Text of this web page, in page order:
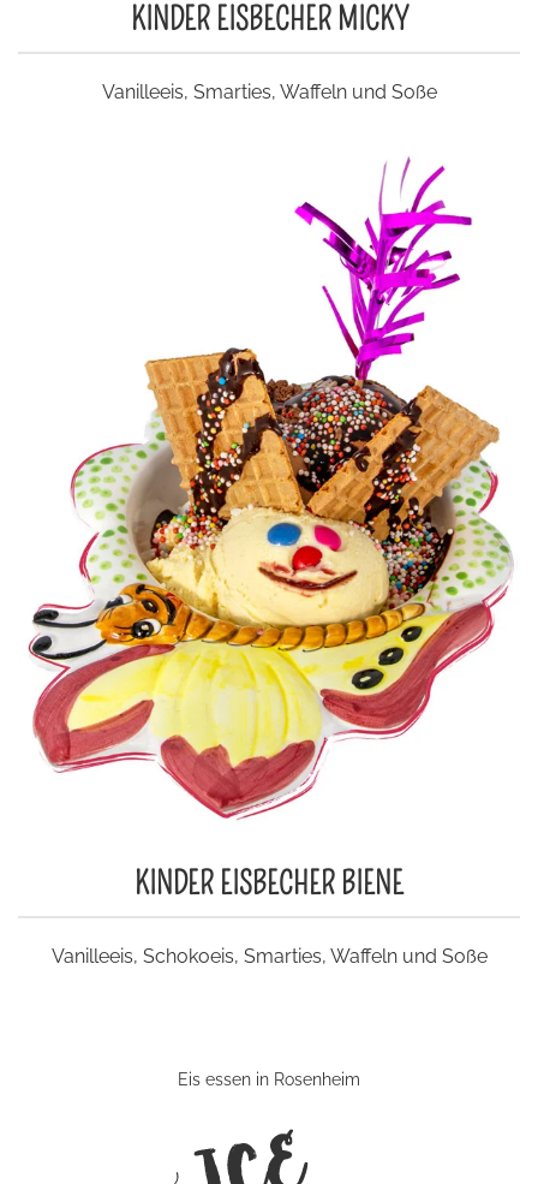
KINDER EISBECHER MICKY
Vanilleeis, Smarties, Waffeln und Soße
KINDER EISBECHER BIENE
Vanilleeis, Schokoeis, Smarties, Waffeln und Soße
Eis essen in Rosenheim